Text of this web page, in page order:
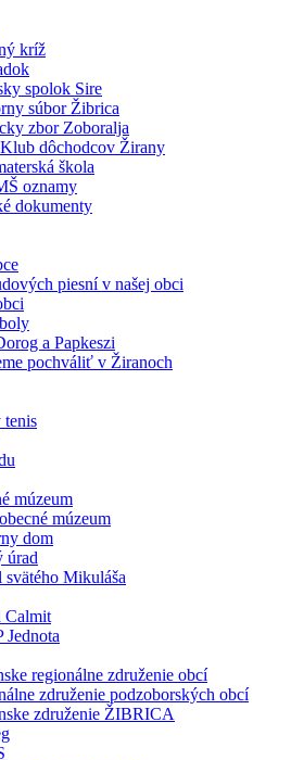
kríž
spolok Sire
súbor Žibrica
zbor Zoboralja
dôchodcov Žirany
škola
oznamy
dokumenty
piesní v našej obci
a Papkeszi
pochváliť v Žiranoch
tenis
múzeum
múzeum
dom
úrad
svätého Mikuláša
Calmit
Jednota
regionálne združenie obcí
združenie podzoborských obcí
združenie ŽIBRICA